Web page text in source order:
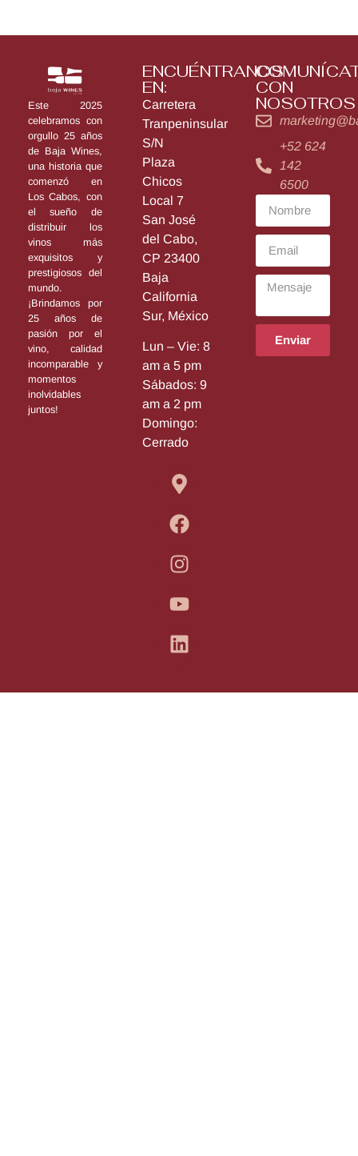
Este 2025
celebramos con
orgullo 25 años
de Baja Wines,
una historia que
comenzó en
Los Cabos, con
el sueño de
distribuir los
vinos más
exquisitos y
prestigiosos del
mundo.
¡Brindamos por
25 años de
pasión por el
vino, calidad
incomparable y
momentos
inolvidables
juntos!
ENCUÉNTRANOS
EN:
Carretera
Tranpeninsular
S/N
Plaza
Chicos
Local 7
San José
del Cabo,
CP 23400
Baja
California
Sur, México
Lun – Vie: 8
am a 5 pm
Sábados: 9
am a 2 pm
Domingo:
Cerrado
CON
NOSOTROS
+52 624
142
6500
Enviar